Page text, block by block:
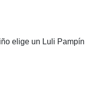
elige un Luli Pampín